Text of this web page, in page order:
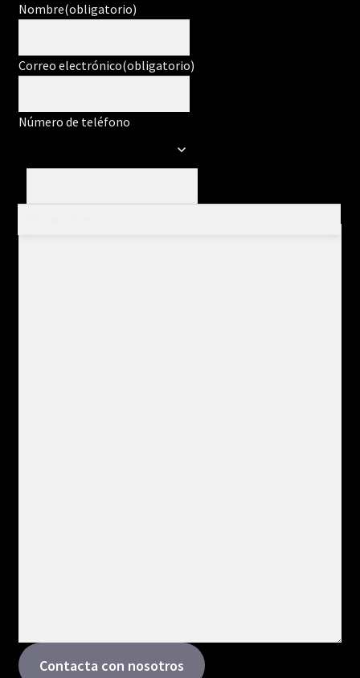
Nombre(obligatorio)
Correo electrónico(obligatorio)
Número de teléfono
Contacta con nosotros